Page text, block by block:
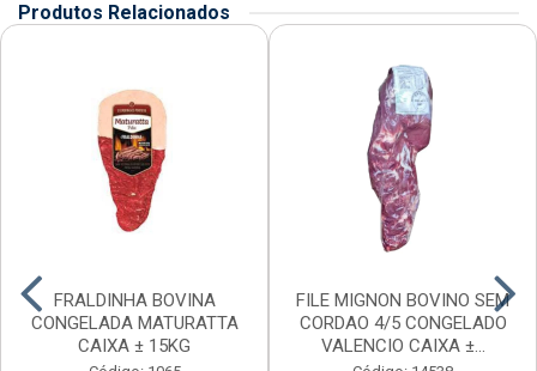
Produtos Relacionados
FRALDINHA BOVINA
CONGELADA MATURATTA
CAIXA ± 15KG
FILE MIGNON BOVINO SEM
CORDAO 4/5 CONGELADO
VALENCIO CAIXA ±...